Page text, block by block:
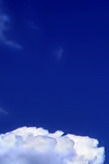
nyíló